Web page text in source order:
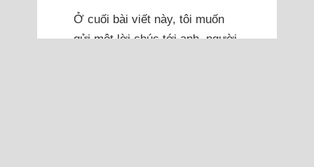
Ở cuối bài viết này, tôi muốn
gửi một lời chúc tới anh, người